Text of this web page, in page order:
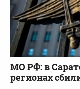
МО РФ: в
регионах